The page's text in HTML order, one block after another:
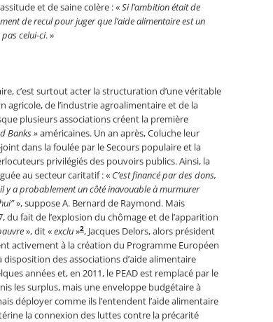
et de saine colère : «Si l’ambition était de
de recul pour juger que l’aide alimentaire est un
pas celui-ci. »
c’est surtout acter la structuration d’une véritable
de l’industrie agroalimentaire et de la
plusieurs associations créent la première
Banks »américaines. Un an après, Coluche leur
dans la foulée par le Secours populaire et la
privilégiés des pouvoirs publics. Ainsi, la
au secteur caritatif : « C’est financé par des dons,
ya probablement un côté inavouable à murmurer
», suppose A. Bernard de Raymond. Mais
fait de l’explosion du chômage et de l’apparition
», dit «exclu»2, Jacques Delors, alors président
activement à la création du Programme Européen
disposition des associations d’aide alimentaire
années et, en 2011, le PEAD est remplacé par le
les surplus, mais une enveloppe budgétaire à
déployer comme ils l’entendent l’aide alimentaire
la connexion des luttes contre la précarité